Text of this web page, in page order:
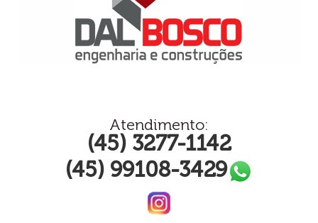
Atendimento:
(45) 3277-1142
(45) 99108-3429